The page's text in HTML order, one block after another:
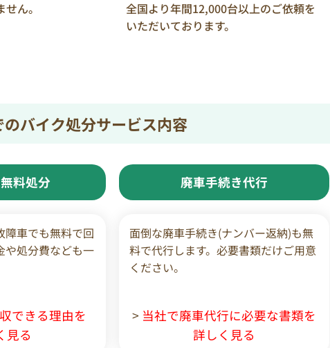
ん。
全国より年間12,000台以上のご依頼を
いただいております。
バイク処分サービス内容
料処分
障車でも無料で回
や処分費なども一
できる理由を
見る
廃車手続き代行
面倒な廃車手続き(ナンバー返納)も無
料で代行します。必要書類だけご用意
ください。
> 当社で廃車代行に必要な書類を
詳しく見る